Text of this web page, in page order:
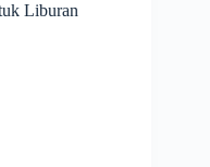
Liburan